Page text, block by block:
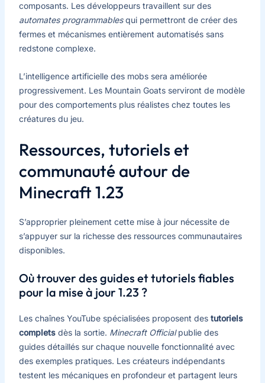
composants. Les développeurs travaillent sur des
automates programmablesqui permettront de créer des
fermes et mécanismes entièrement automatisés sans
redstone complexe.
L’intelligence artificielle des mobs sera améliorée
progressivement. Les Mountain Goats serviront de modèle
pour des comportements plus réalistes chez toutes les
créatures du jeu.
Ressources, tutoriels et
communauté autour de
Minecraft 1.23
S’approprier pleinement cette mise à jour nécessite de
s’appuyer sur la richesse des ressources communautaires
disponibles.
Où trouver des guides et tutoriels fiables
pour la mise à jour 1.23 ?
Les chaînes YouTube spécialisées proposent des tutoriels
completsdès la sortie. Minecraft Officialpublie des
guides détaillés sur chaque nouvelle fonctionnalité avec
des exemples pratiques. Les créateurs indépendants
testent les mécaniques en profondeur et partagent leurs